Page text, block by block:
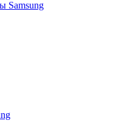
Samsung